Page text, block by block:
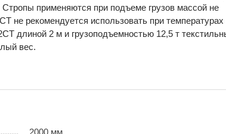
применяются при подъеме грузов массой не
не рекомендуется использовать при
длиной 2 м и грузоподъемностью 12,5 т
вес.
2000 мм